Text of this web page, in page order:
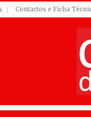
Contactos e Ficha